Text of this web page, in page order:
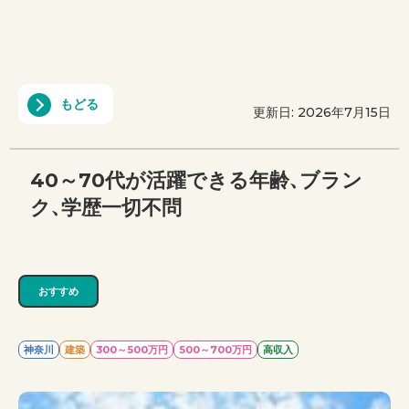
もどる 更新日: 2026年7月15日
40～70代が活躍できる年齢、ブラン
ク、学歴一切不問
おすすめ
神奈川 建築 300～500万円 500～700万円 高収入